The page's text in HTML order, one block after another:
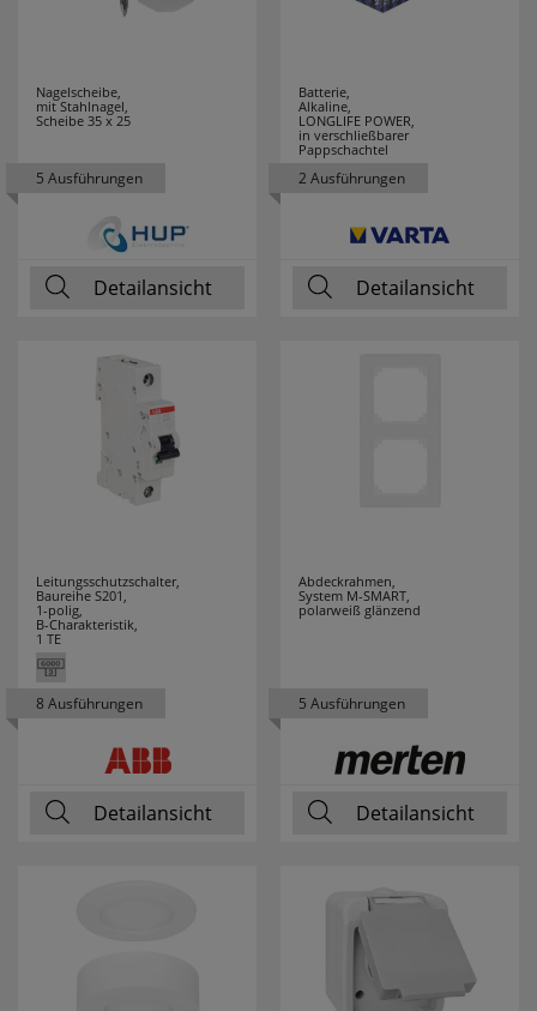
Nagelscheibe,
mit Stahlnagel,
Scheibe 35 x 25
5 Ausführungen
Detailansicht
Batterie,
Alkaline,
LONGLIFE POWER,
in verschließbarer
Pappschachtel
2 Ausführungen
Detailansicht
Leitungsschutzschalter,
Baureihe S201,
1-polig,
B-Charakteristik,
1 TE
8 Ausführungen
Detailansicht
Abdeckrahmen,
System M-SMART,
polarweiß glänzend
5 Ausführungen
Detailansicht